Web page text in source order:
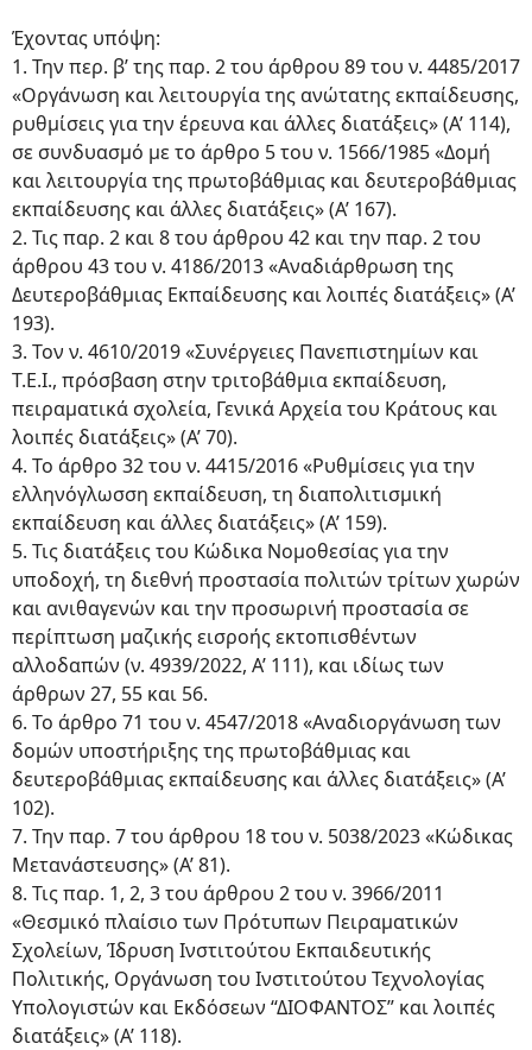
Έχοντας υπόψη:
1. Την περ. β’ της παρ. 2 του άρθρου 89 του ν. 4485/2017
«Οργάνωση και λειτουργία της ανώτατης εκπαίδευσης,
ρυθμίσεις για την έρευνα και άλλες διατάξεις» (Α’ 114),
σε συνδυασμό με το άρθρο 5 του ν. 1566/1985 «Δομή
και λειτουργία της πρωτοβάθμιας και δευτεροβάθμιας
εκπαίδευσης και άλλες διατάξεις» (Α’ 167).
2. Τις παρ. 2 και 8 του άρθρου 42 και την παρ. 2 του
άρθρου 43 του ν. 4186/2013 «Αναδιάρθρωση της
Δευτεροβάθμιας Εκπαίδευσης και λοιπές διατάξεις» (Α’
193).
3. Τον ν. 4610/2019 «Συνέργειες Πανεπιστημίων και
Τ.Ε.Ι., πρόσβαση στην τριτοβάθμια εκπαίδευση,
πειραματικά σχολεία, Γενικά Αρχεία του Κράτους και
λοιπές διατάξεις» (Α’ 70).
4. Το άρθρο 32 του ν. 4415/2016 «Ρυθμίσεις για την
ελληνόγλωσση εκπαίδευση, τη διαπολιτισμική
εκπαίδευση και άλλες διατάξεις» (Α’ 159).
5. Τις διατάξεις του Κώδικα Νομοθεσίας για την
υποδοχή, τη διεθνή προστασία πολιτών τρίτων χωρών
και ανιθαγενών και την προσωρινή προστασία σε
περίπτωση μαζικής εισροής εκτοπισθέντων
αλλοδαπών (ν. 4939/2022, Α’ 111), και ιδίως των
άρθρων 27, 55 και 56.
6. Το άρθρο 71 του ν. 4547/2018 «Αναδιοργάνωση των
δομών υποστήριξης της πρωτοβάθμιας και
δευτεροβάθμιας εκπαίδευσης και άλλες διατάξεις» (Α’
102).
7. Την παρ. 7 του άρθρου 18 του ν. 5038/2023 «Κώδικας
Μετανάστευσης» (Α’ 81).
8. Τις παρ. 1, 2, 3 του άρθρου 2 του ν. 3966/2011
«Θεσμικό πλαίσιο των Πρότυπων Πειραματικών
Σχολείων, Ίδρυση Ινστιτούτου Εκπαιδευτικής
Πολιτικής, Οργάνωση του Ινστιτούτου Τεχνολογίας
Υπολογιστών και Εκδόσεων “ΔΙΟΦΑΝΤΟΣ” και λοιπές
διατάξεις» (Α’ 118).